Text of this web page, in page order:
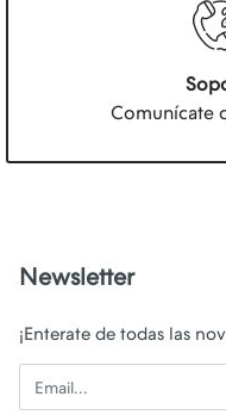
Comunícate
Newsletter
¡Enterate de todas las
Email